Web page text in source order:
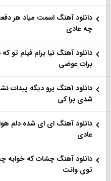
دانلود آهنگ اسمت میاد هر
چه عادی
دانلود آهنگ نیا برام فیلم
برات عوضی
دانلود آهنگ برو دیگه پیدات
شدی برا کی
دانلود آهنگ ای ای شده دلم
عادی
دانلود آهنگ چشات که خوابه
توی وانت